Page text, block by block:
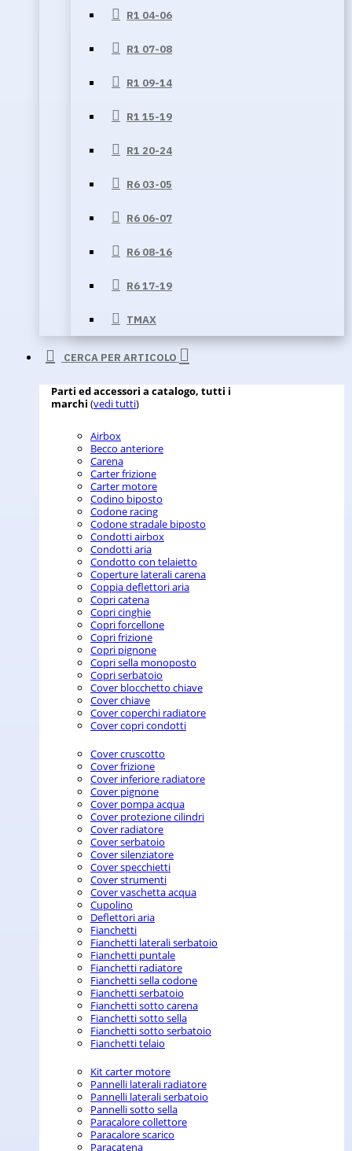
R1 04-06
R1 07-08
R1 09-14
R1 15-19
R1 20-24
R6 03-05
R6 06-07
R6 08-16
R6 17-19
TMAX
CERCA PER ARTICOLO
Parti ed accessori a catalogo, tutti i
marchi (vedi tutti)
Airbox
Becco anteriore
Carena
Carter frizione
Carter motore
Codino biposto
Codone racing
Codone stradale biposto
Condotti airbox
Condotti aria
Condotto con telaietto
Coperture laterali carena
Coppia deflettori aria
Copri catena
Copri cinghie
Copri forcellone
Copri frizione
Copri pignone
Copri sella monoposto
Copri serbatoio
Cover blocchetto chiave
Cover chiave
Cover coperchi radiatore
Cover copri condotti
Cover cruscotto
Cover frizione
Cover inferiore radiatore
Cover pignone
Cover pompa acqua
Cover protezione cilindri
Cover radiatore
Cover serbatoio
Cover silenziatore
Cover specchietti
Cover strumenti
Cover vaschetta acqua
Cupolino
Deflettori aria
Fianchetti
Fianchetti laterali serbatoio
Fianchetti puntale
Fianchetti radiatore
Fianchetti sella codone
Fianchetti serbatoio
Fianchetti sotto carena
Fianchetti sotto sella
Fianchetti sotto serbatoio
Fianchetti telaio
Kit carter motore
Pannelli laterali radiatore
Pannelli laterali serbatoio
Pannelli sotto sella
Paracalore collettore
Paracalore scarico
Paracatena